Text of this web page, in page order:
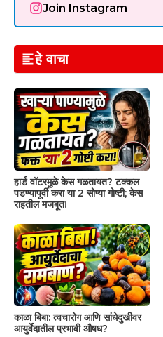
Join Instagram
हे वाचा
हार्ड वॉटरमुळे केस गळतायत? टक्कल
पडण्यापूर्वी करा या 2 सोप्या गोष्टी; केस
राहतील मजबूत!
काळा बिबा: त्वचारोग आणि सांधेदुखीवर
आयुर्वेदातील प्रभावी औषध?